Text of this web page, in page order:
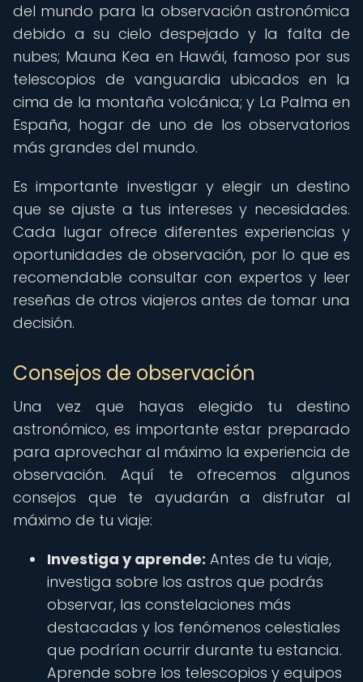
del mundo para la observación astronómica
debido a su cielo despejado y la falta de
nubes; Mauna Kea en Hawái, famoso por sus
telescopios de vanguardia ubicados en la
cima de la montaña volcánica; y La Palma en
España, hogar de uno de los observatorios
más grandes del mundo.
Es importante investigar y elegir un destino
que se ajuste a tus intereses y necesidades.
Cada lugar ofrece diferentes experiencias y
oportunidades de observación, por lo que es
recomendable consultar con expertos y leer
reseñas de otros viajeros antes de tomar una
decisión.
Consejos de observación
Una vez que hayas elegido tu destino
astronómico, es importante estar preparado
para aprovechar al máximo la experiencia de
observación. Aquí te ofrecemos algunos
consejos que te ayudarán a disfrutar al
máximo de tu viaje:
Investiga y aprende: Antes de tu viaje,
investiga sobre los astros que podrás
observar, las constelaciones más
destacadas y los fenómenos celestiales
que podrían ocurrir durante tu estancia.
Aprende sobre los telescopios y equipos